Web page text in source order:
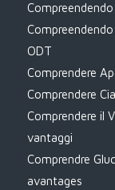
ODT
Comprendere
Comprendere
Comprendere il
vantaggi
Comprendre
avantages